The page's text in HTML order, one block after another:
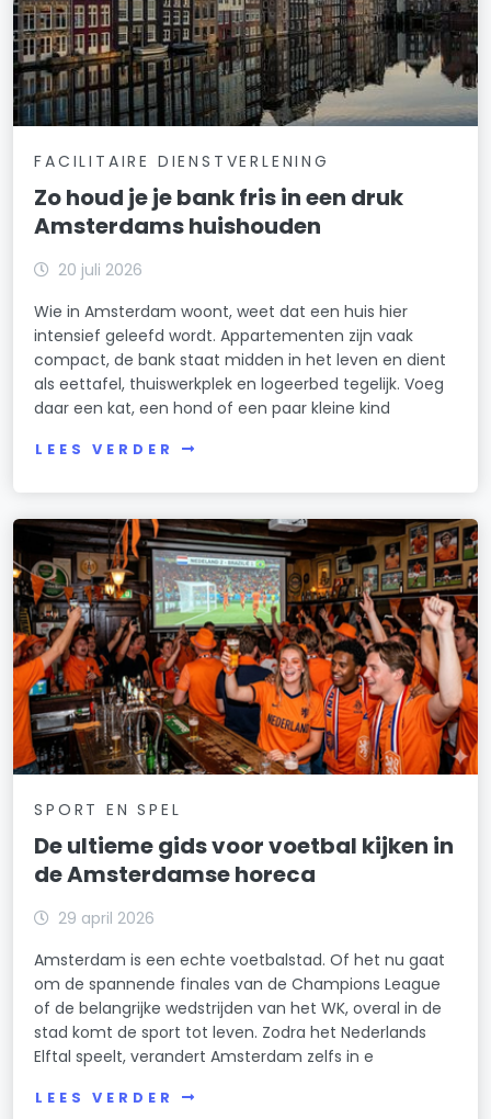
FACILITAIRE DIENSTVERLENING
Zo houd je je bank fris in een druk
Amsterdams huishouden
20 juli 2026
Wie in Amsterdam woont, weet dat een huis hier
intensief geleefd wordt. Appartementen zijn vaak
compact, de bank staat midden in het leven en dient
als eettafel, thuiswerkplek en logeerbed tegelijk. Voeg
daar een kat, een hond of een paar kleine kind
LEES VERDER
SPORT EN SPEL
De ultieme gids voor voetbal kijken in
de Amsterdamse horeca
29 april 2026
Amsterdam is een echte voetbalstad. Of het nu gaat
om de spannende finales van de Champions League
of de belangrijke wedstrijden van het WK, overal in de
stad komt de sport tot leven. Zodra het Nederlands
Elftal speelt, verandert Amsterdam zelfs in e
LEES VERDER